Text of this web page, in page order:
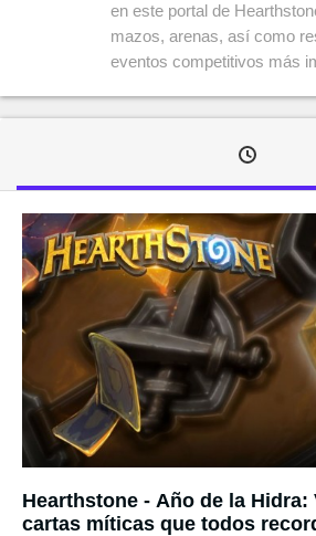
en este portal de
mazos, arenas, así como
eventos competitivos más
Hearthstone - Año de la Hidra:
cartas míticas que todos